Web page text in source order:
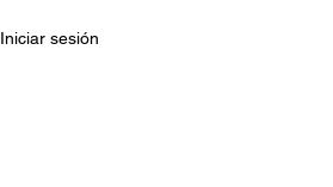
Iniciar sesión